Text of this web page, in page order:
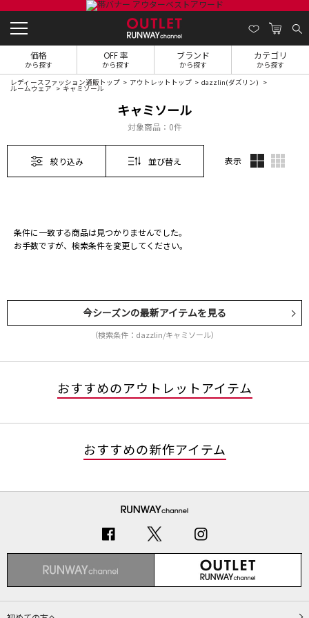
価格
から探す
OFF 率
から探す
ブランド
から探す
カテゴリ
から探す
レディースファッション通販トップ アウトレットトップ dazzlin(ダズリン)
ルームウェア キャミソール
キャミソール
対象商品： 0件
絞り込み 並び替え 表示
条件に一致する商品は見つかりませんでした。
お手数ですが、検索条件を変更してください。
今シーズンの最新アイテムを見る
（検索条件：dazzlin/キャミソール）
おすすめのアウトレットアイテム
おすすめの新作アイテム